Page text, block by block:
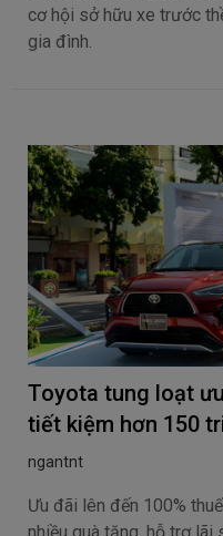
cơ hội sở hữu xe trước
gia đình.
Toyota tung loạt
tiết kiệm hơn 150
ngantnt
Ưu đãi lên đến 100%